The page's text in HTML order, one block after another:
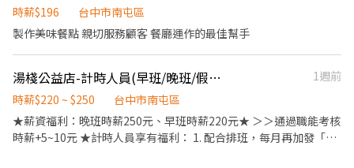
時薪$196
台中市南屯區
製作美味餐點 親切服務顧客 餐廳運作的最佳幫手
湯棧公益店-計時人員(早班/晚班/假日班)
1週前
時薪$220 ~ $250
台中市南屯區
★薪資福利：晚班時薪250元、早班時薪220元★ ＞＞通過職能考核
時薪+5~10元 ★計時人員享有福利： 1. 配合排班，每月再加發「全